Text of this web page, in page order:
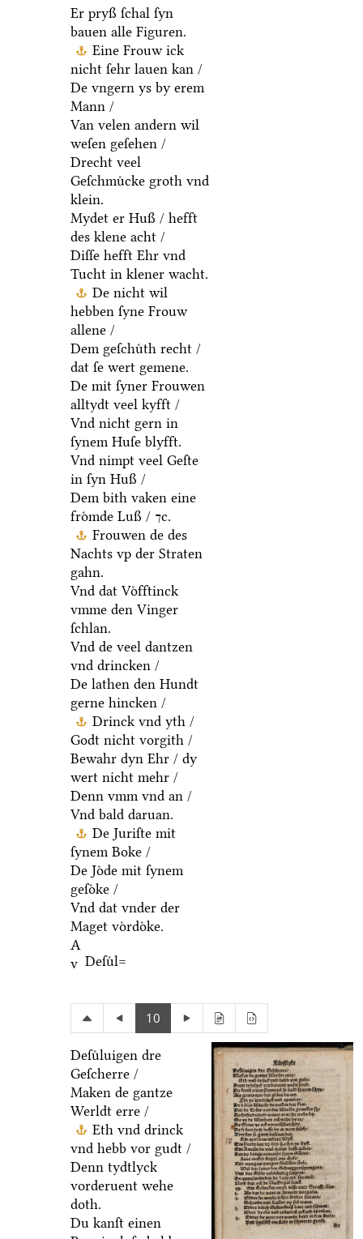
Er pryß ſchal ſyn
bauen alle Figuren.
Eine Frouw ick
nicht ſehr lauen kan /
De vngern ys by erem
Mann /
Van velen andern wil
weſen geſehen /
Drecht veel
Geſchmuͤcke groth vnd
klein.
Mydet er Huß / hefft
des klene acht /
Diſſe hefft Ehr vnd
Tucht in klener wacht.
De nicht wil
hebben ſyne Frouw
allene /
Dem geſchuͤth recht /
dat ſe wert gemene.
De mit ſyner Frouwen
alltydt veel kyfft /
Vnd nicht gern in
ſynem Huſe blyfft.
Vnd nimpt veel Geſte
in ſyn Huß /
Dem bith vaken eine
froͤmde Luß / ⁊c.
Frouwen de des
Nachts vp der Straten
gahn.
Vnd dat Voͤfftinck
vmme den Vinger
ſchlan.
Vnd de veel dantzen
vnd drincken /
De lathen den Hundt
gerne hincken /
Drinck vnd yth /
Godt nicht vorgith /
Bewahr dyn Ehr / dy
wert nicht mehr /
Denn vmm vnd an /
Vnd bald daruan.
De Juriſte mit
ſynem Boke /
De Joͤde mit ſynem
geſoͤke /
Vnd dat vnder der
Maget voͤrdoͤke.
A
v Deſuͤl=
10
Deſuͤluigen dre
Geſcherre /
Maken de gantze
Werldt erre /
Eth vnd drinck
vnd hebb vor gudt /
Denn tydtlyck
vorderuent wehe
doth.
Du kanſt einen